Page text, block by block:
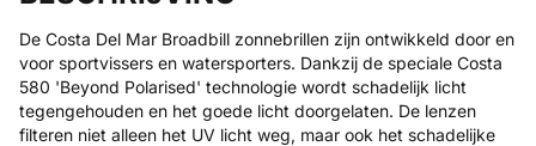
De Costa Del Mar Broadbill zonnebrillen zijn ontwikkeld door en
voor sportvissers en watersporters. Dankzij de speciale Costa
580 'Beyond Polarised' technologie wordt schadelijk licht
tegengehouden en het goede licht doorgelaten. De lenzen
filteren niet alleen het UV licht weg, maar ook het schadelijke